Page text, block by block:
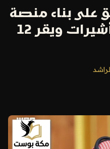
على بناء منصة
وطنية موحدة للتأشيرات ويقر 12